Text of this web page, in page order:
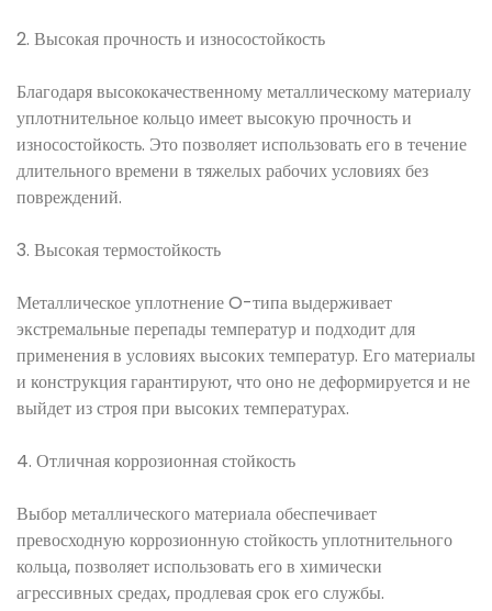
2. Высокая прочность и износостойкость
Благодаря высококачественному металлическому материалу
уплотнительное кольцо имеет высокую прочность и
износостойкость. Это позволяет использовать его в течение
длительного времени в тяжелых рабочих условиях без
повреждений.
3. Высокая термостойкость
Металлическое уплотнение O-типа выдерживает
экстремальные перепады температур и подходит для
применения в условиях высоких температур. Его материалы
и конструкция гарантируют, что оно не деформируется и не
выйдет из строя при высоких температурах.
4. Отличная коррозионная стойкость
Выбор металлического материала обеспечивает
превосходную коррозионную стойкость уплотнительного
кольца, позволяет использовать его в химически
агрессивных средах, продлевая срок его службы.